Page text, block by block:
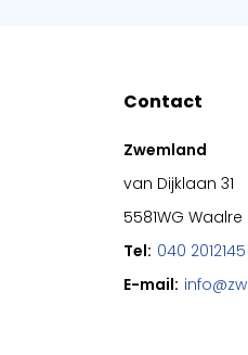
Contact
Zwemland
van Dijklaan 31
5581WG Waalre
Tel: 040 2012145
E-mail: